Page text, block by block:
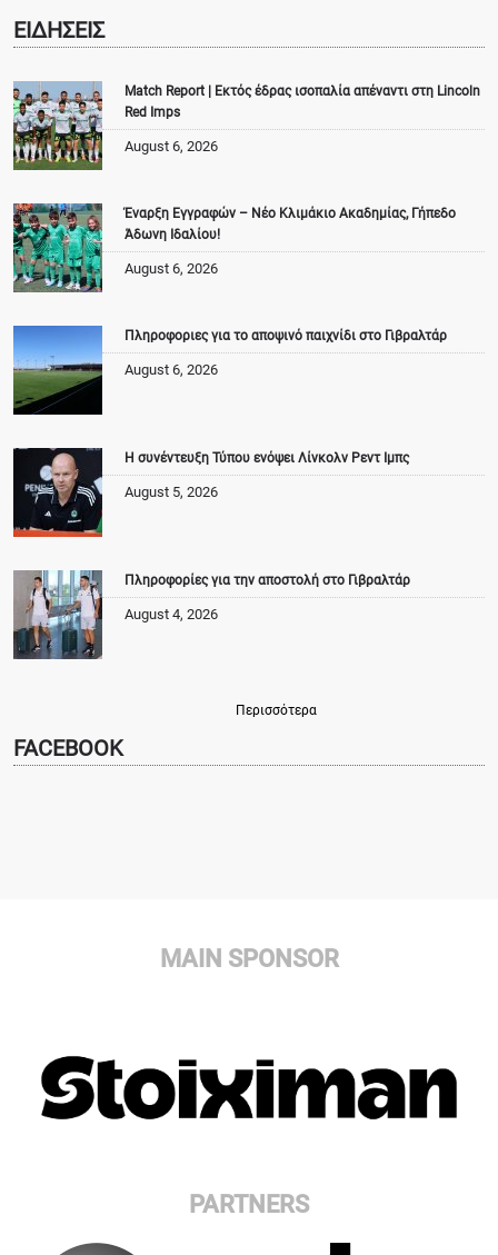
ΕΙΔΗΣΕΙΣ
Match Report | Εκτός έδρας ισοπαλία απέναντι στη Lincoln
Red Imps
August 6, 2026
Έναρξη Εγγραφών – Νέο Κλιμάκιο Ακαδημίας, Γήπεδο
Άδωνη Ιδαλίου!
August 6, 2026
Πληροφοριες για το αποψινό παιχνίδι στο Γιβραλτάρ
August 6, 2026
Η συνέντευξη Τύπου ενόψει Λίνκολν Ρεντ Ιμπς
August 5, 2026
Πληροφορίες για την αποστολή στο Γιβραλτάρ
August 4, 2026
Περισσότερα
FACEBOOK
MAIN SPONSOR
PARTNERS